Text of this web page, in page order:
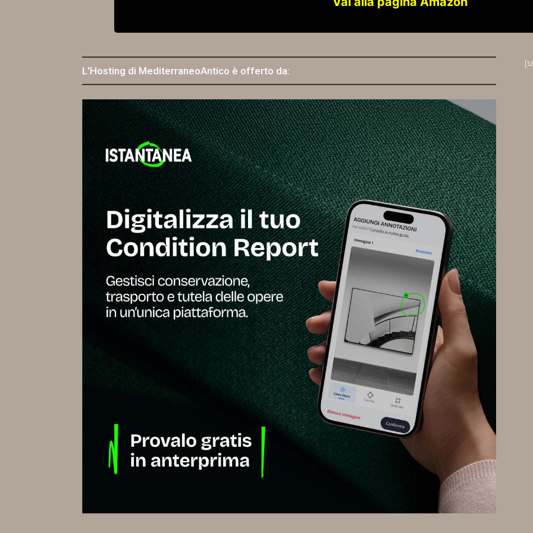
L'Hosting di MediterraneoAntico è offerto da: